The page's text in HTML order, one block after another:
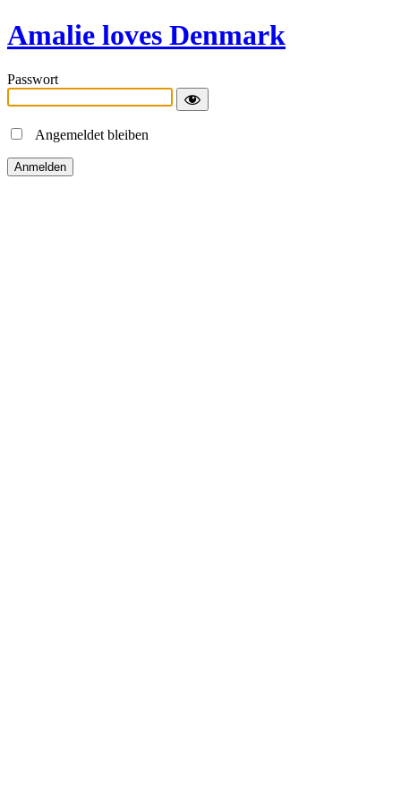
Amalie loves Denmark
Passwort
Angemeldet bleiben